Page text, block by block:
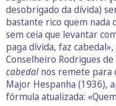
desobrigado da dívida)
bastante rico quem nada
sem ceia que levantar
paga dívida, faz
Conselheiro Rodrigues
cabedalnos remete para
Major Hespanha (1936),
fórmula atualizada: